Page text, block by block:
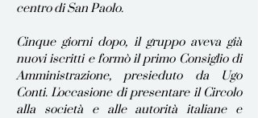
centro di San Paolo.
Cinque giorni dopo, il gruppo aveva già
nuovi iscritti e formò il primo Consiglio di
Amministrazione, presieduto da Ugo
Conti. L'occasione di presentare il Circolo
alla società e alle autorità italiane e